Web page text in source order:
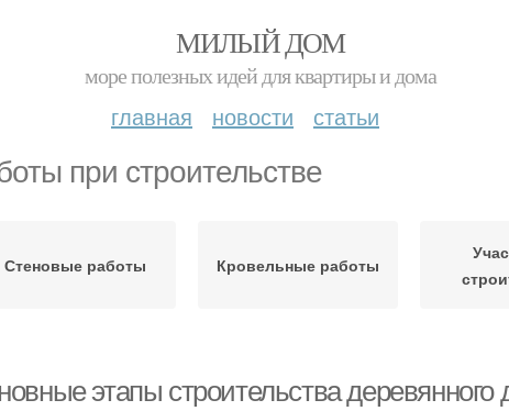
МИЛЫЙ ДОМ
море полезных идей для квартиры и дома
главная новости статьи
при строительстве
Стеновые работы Кровельные работы
этапы строительства деревянного